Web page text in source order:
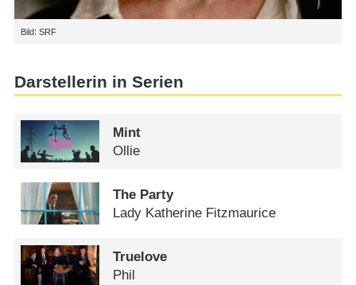
Bild: SRF
Darstellerin in Serien
Mint
Ollie
The Party
Lady Katherine Fitzmaurice
Truelove
Phil